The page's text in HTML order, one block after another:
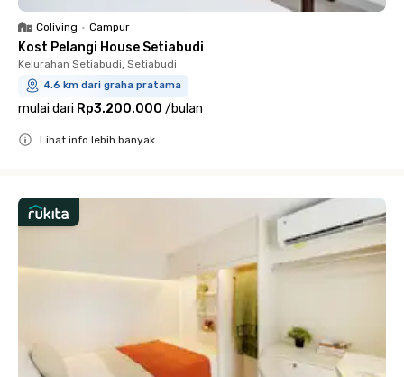
Coliving • Campur
Kost Pelangi House Setiabudi
Kelurahan Setiabudi, Setiabudi
4.6 km dari graha pratama
mulai dari Rp3.200.000 /bulan
Lihat info lebih banyak